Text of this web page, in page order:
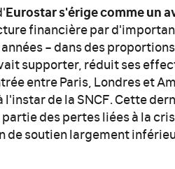
Eurostar s'érige comme un
financière par
– dans des
supporter, réduit ses
entre Paris, Londres et
l'instar de la SNCF. Cette
des pertes liées à la
de soutien largement